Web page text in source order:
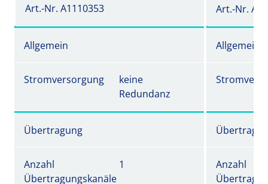
Art.-Nr. A1110353 Art.-Nr.
Allgemein Allgemein
Stromversorgung
keine
Redundanz
Übertragung
Anzahl
Übertragungskanäle
1
Anzahl